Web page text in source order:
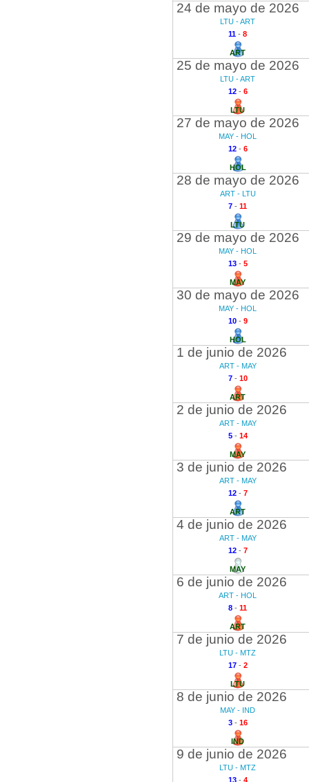
24 de mayo de 2026
LTU - ART
11 - 8
ART
25 de mayo de 2026
LTU - ART
12- 6
LTU
27 de mayo de 2026
MAY - HOL
12- 6
HOL
28 de mayo de 2026
ART - LTU
7 - 11
LTU
29 de mayo de 2026
MAY - HOL
13- 5
MAY
30 de mayo de 2026
MAY - HOL
10- 9
HOL
1 de junio de 2026
ART - MAY
7- 10
ART
2 de junio de 2026
ART - MAY
5- 14
MAY
3 de junio de 2026
ART - MAY
12- 7
ART
4 de junio de 2026
ART - MAY
12- 7
MAY
6 de junio de 2026
ART - HOL
8 - 11
ART
7 de junio de 2026
LTU - MTZ
17- 2
LTU
8 de junio de 2026
MAY - IND
3- 16
IND
9 de junio de 2026
LTU - MTZ
13- 4